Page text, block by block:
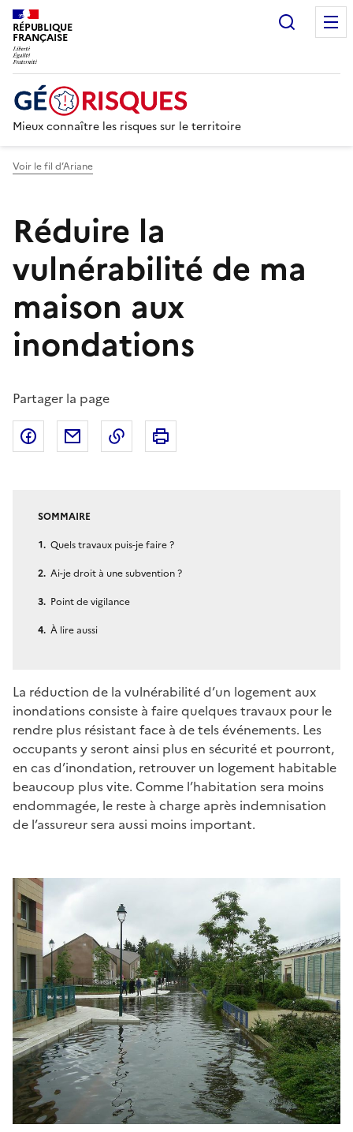
RÉPUBLIQUE
FRANÇAISE
Mieux connaître les risques sur le territoire
Voir le fil d’Ariane
Réduire la
vulnérabilité de ma
maison aux
inondations
Partager la page
Partager sur Facebook
Partager par emailCopier dans le presse-papier
SOMMAIRE
Quels travaux puis-je faire ?
Ai-je droit à une subvention ?
Point de vigilance
À lire aussi
La réduction de la vulnérabilité d’un logement aux
inondations consiste à faire quelques travaux pour le
rendre plus résistant face à de tels événements. Les
occupants y seront ainsi plus en sécurité et pourront,
en cas d’inondation, retrouver un logement habitable
beaucoup plus vite. Comme l’habitation sera moins
endommagée, le reste à charge après indemnisation
de l’assureur sera aussi moins important.